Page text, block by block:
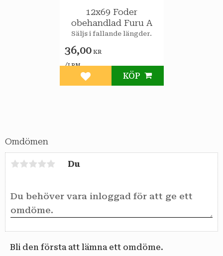
Omdömen
Du
Bli den första att lämna ett omdöme.
12x69 Foder
obehandlad Furu A
Säljs i fallande längder.
36,00KR
/LPM
Lägg till i favoriter
KÖP